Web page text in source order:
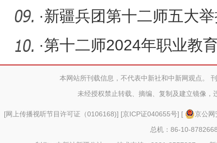
第
·新疆兵团第十二师五大
务体系
·第十二师2024年职业教
本网站所刊载信息，不代表中新社和中新网观点。
未经授权禁止转载、摘编、复制及建立镜像，
[网上传播视听节目许可证（0106168)] [京ICP证040655号] [
京公
总机：86-10-